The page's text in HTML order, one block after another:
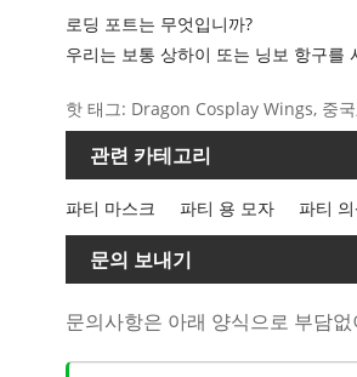
로딩 포트는 무엇입니까?
우리는 보통 상하이 또는 닝보 항구를
핫 태그: Dragon Cosplay Wings, 중
관련 카테고리
파티 마스크 파티 용 모자 파티
문의 보내기
문의사항은 아래 양식으로 부담